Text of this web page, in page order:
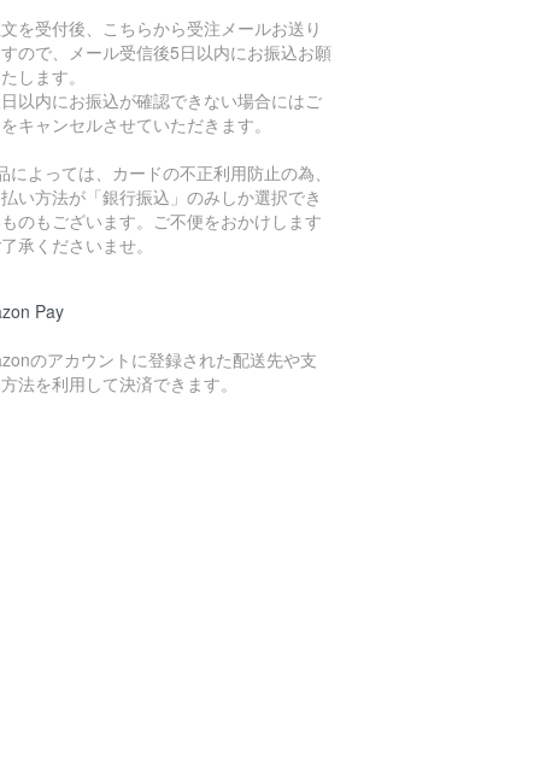
を受付後、こちらから受注メールお送り
ので、メール受信後5日以内にお振込お願
します。
以内にお振込が確認できない場合にはご
キャンセルさせていただきます。
によっては、カードの不正利用防止の為、
い方法が「銀行振込」のみしか選択でき
のもございます。ご不便をおかけします
承くださいませ。
Pay
のアカウントに登録された配送先や支
法を利用して決済できます。